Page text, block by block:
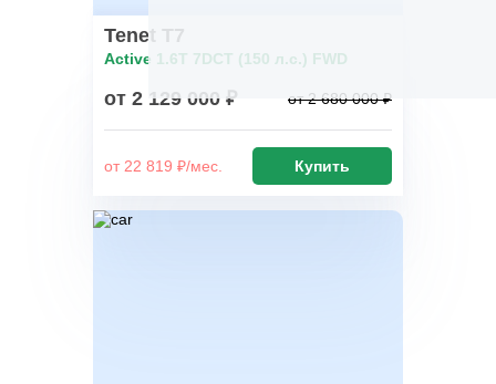
Tenet T7
Active 1.6T 7DCT (150 л.с.) FWD
от 2 129 000 ₽ от 2 680 000 ₽
от 22 819 ₽/мес. Купить